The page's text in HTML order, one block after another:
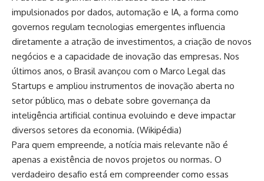
impulsionados por dados, automação e IA, a forma como
governos regulam tecnologias emergentes influencia
diretamente a atração de investimentos, a criação de novos
negócios e a capacidade de inovação das empresas. Nos
últimos anos, o Brasil avançou com o Marco Legal das
Startups e ampliou instrumentos de inovação aberta no
setor público, mas o debate sobre governança da
inteligência artificial continua evoluindo e deve impactar
diversos setores da economia. (Wikipédia)
Para quem empreende, a notícia mais relevante não é
apenas a existência de novos projetos ou normas. O
verdadeiro desafio está em compreender como essas